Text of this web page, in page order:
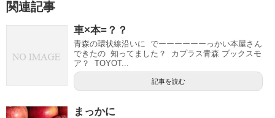
関連記事
車×本=？？
青森の環状線沿いに でーーーーーーっかい本屋さん
できたの 知ってました？ カプラス青森 ブックスモ
ア？ TOYOT...
記事を読む
まっかに